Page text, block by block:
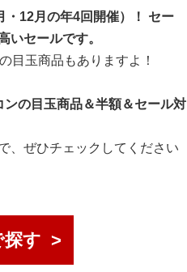
12月の年4回開催）！ セー
いセールです。
目玉商品もありますよ！
の目玉商品＆半額＆セール対
、ぜひチェックしてください
探す